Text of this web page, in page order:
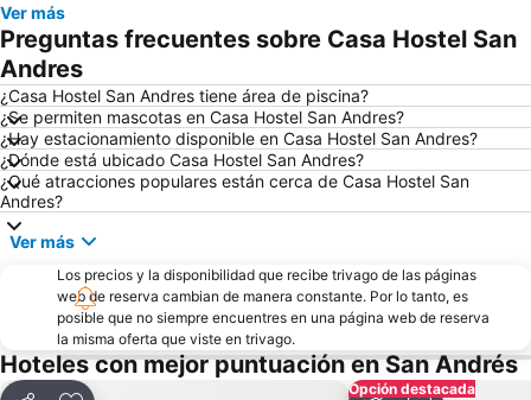
Ver más
Preguntas frecuentes sobre Casa Hostel San
Andres
¿Casa Hostel San Andres tiene área de piscina?
¿Se permiten mascotas en Casa Hostel San Andres?
¿Hay estacionamiento disponible en Casa Hostel San Andres?
¿Dónde está ubicado Casa Hostel San Andres?
¿Qué atracciones populares están cerca de Casa Hostel San
Andres?
Ver más
Los precios y la disponibilidad que recibe trivago de las páginas
web de reserva cambian de manera constante. Por lo tanto, es
posible que no siempre encuentres en una página web de reserva
la misma oferta que viste en trivago.
Hoteles con mejor puntuación en San Andrés
Opción destacada